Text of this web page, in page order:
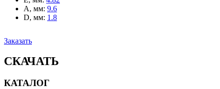
A, мм: 9.6
D, мм: 1.8
Заказать
СКАЧАТЬ
КАТАЛОГ